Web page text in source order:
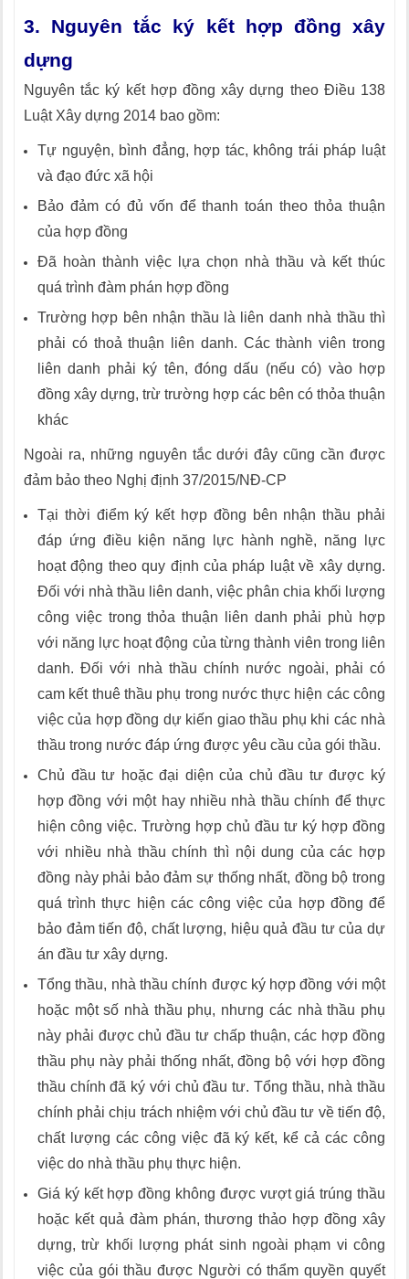
3. Nguyên tắc ký kết hợp đồng xây
dựng
Nguyên tắc ký kết hợp đồng xây dựng theo Điều 138
Luật Xây dựng 2014 bao gồm:
Tự nguyện, bình đẳng, hợp tác, không trái pháp luật
và đạo đức xã hội
Bảo đảm có đủ vốn để thanh toán theo thỏa thuận
của hợp đồng
Đã hoàn thành việc lựa chọn nhà thầu và kết thúc
quá trình đàm phán hợp đồng
Trường hợp bên nhận thầu là liên danh nhà thầu thì
phải có thoả thuận liên danh. Các thành viên trong
liên danh phải ký tên, đóng dấu (nếu có) vào hợp
đồng xây dựng, trừ trường hợp các bên có thỏa thuận
khác
Ngoài ra, những nguyên tắc dưới đây cũng cần được
đảm bảo theo Nghị định 37/2015/NĐ-CP
Tại thời điểm ký kết hợp đồng bên nhận thầu phải
đáp ứng điều kiện năng lực hành nghề, năng lực
hoạt động theo quy định của pháp luật về xây dựng.
Đối với nhà thầu liên danh, việc phân chia khối lượng
công việc trong thỏa thuận liên danh phải phù hợp
với năng lực hoạt động của từng thành viên trong liên
danh. Đối với nhà thầu chính nước ngoài, phải có
cam kết thuê thầu phụ trong nước thực hiện các công
việc của hợp đồng dự kiến giao thầu phụ khi các nhà
thầu trong nước đáp ứng được yêu cầu của gói thầu.
Chủ đầu tư hoặc đại diện của chủ đầu tư được ký
hợp đồng với một hay nhiều nhà thầu chính để thực
hiện công việc. Trường hợp chủ đầu tư ký hợp đồng
với nhiều nhà thầu chính thì nội dung của các hợp
đồng này phải bảo đảm sự thống nhất, đồng bộ trong
quá trình thực hiện các công việc của hợp đồng để
bảo đảm tiến độ, chất lượng, hiệu quả đầu tư của dự
án đầu tư xây dựng.
Tổng thầu, nhà thầu chính được ký hợp đồng với một
hoặc một số nhà thầu phụ, nhưng các nhà thầu phụ
này phải được chủ đầu tư chấp thuận, các hợp đồng
thầu phụ này phải thống nhất, đồng bộ với hợp đồng
thầu chính đã ký với chủ đầu tư. Tổng thầu, nhà thầu
chính phải chịu trách nhiệm với chủ đầu tư về tiến độ,
chất lượng các công việc đã ký kết, kể cả các công
việc do nhà thầu phụ thực hiện.
Giá ký kết hợp đồng không được vượt giá trúng thầu
hoặc kết quả đàm phán, thương thảo hợp đồng xây
dựng, trừ khối lượng phát sinh ngoài phạm vi công
việc của gói thầu được Người có thẩm quyền quyết